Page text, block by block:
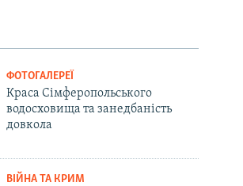
ФОТОГАЛЕРЕЇ
Краса Сімферопольського
водосховища та занедбаність
довкола
ВІЙНА ТА КРИМ